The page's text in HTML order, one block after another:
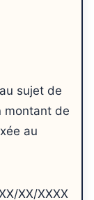
sujet de
montant de
au
XX/XXXX